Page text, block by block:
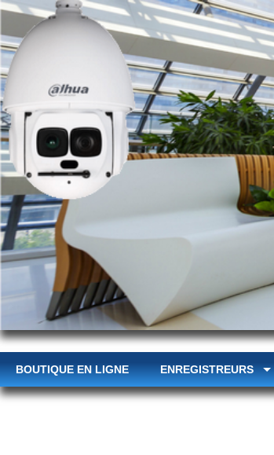
BOUTIQUE EN LIGNE ENREGISTREURS